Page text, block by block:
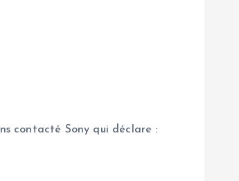
contacté Sony qui déclare :